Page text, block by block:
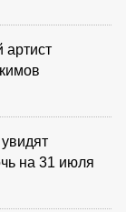
на 31 июля